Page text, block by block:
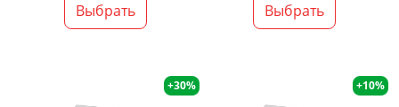
Выбрать Выбрать
+30% +10%